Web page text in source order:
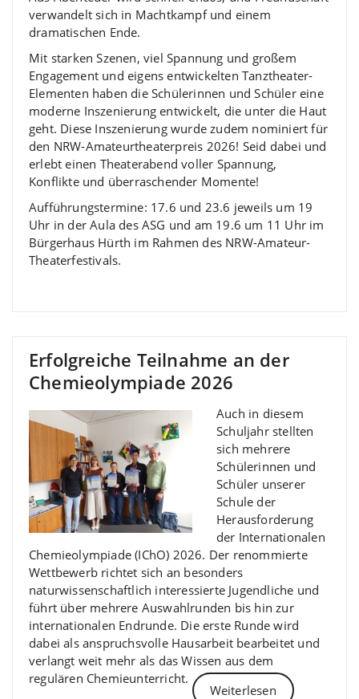
verwandelt sich in Machtkampf und einem
dramatischen Ende.
Mit starken Szenen, viel Spannung und großem
Engagement und eigens entwickelten Tanztheater-
Elementen haben die Schülerinnen und Schüler eine
moderne Inszenierung entwickelt, die unter die Haut
geht. Diese Inszenierung wurde zudem nominiert für
den NRW-Amateurtheaterpreis 2026! Seid dabei und
erlebt einen Theaterabend voller Spannung,
Konflikte und überraschender Momente!
Aufführungstermine: 17.6 und 23.6 jeweils um 19
Uhr in der Aula des ASG und am 19.6 um 11 Uhr im
Bürgerhaus Hürth im Rahmen des NRW-Amateur-
Theaterfestivals.
Erfolgreiche Teilnahme an der
Chemieolympiade 2026
Auch in diesem
Schuljahr stellten
sich mehrere
Schülerinnen und
Schüler unserer
Schule der
Herausforderung
der Internationalen
Chemieolympiade (IChO) 2026. Der renommierte
Wettbewerb richtet sich an besonders
naturwissenschaftlich interessierte Jugendliche und
führt über mehrere Auswahlrunden bis hin zur
internationalen Endrunde. Die erste Runde wird
dabei als anspruchsvolle Hausarbeit bearbeitet und
verlangt weit mehr als das Wissen aus dem
regulären Chemieunterricht.
Weiterlesen